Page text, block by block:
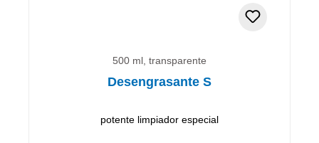
500 ml, transparente
Desengrasante S
potente limpiador especial